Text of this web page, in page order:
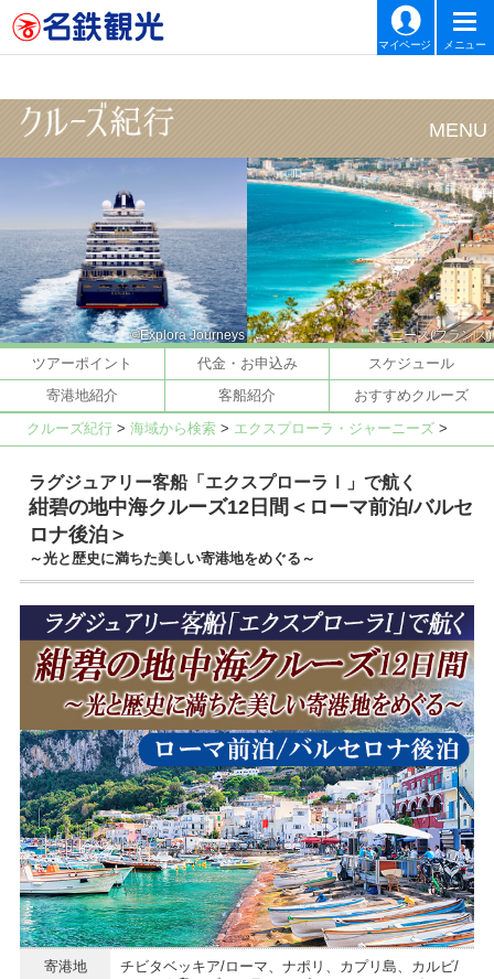
マイページ メニュー
©Explora Journeys ニース(フランス)
ツアーポイント 代金・お申込み
スケジュール
寄港地紹介
客船紹介 おすすめクルーズ
クルーズ紀行> 海域から検索> エクスプローラ・ジャーニーズ>
ラグジュアリー客船「エクスプローラⅠ」で航く
紺碧の地中海クルーズ12日間＜ローマ前泊/バルセ
ロナ後泊＞
～光と歴史に満ちた美しい寄港地をめぐる～
寄港地
チビタベッキア/ローマ、ナポリ、カプリ島、カルビ/